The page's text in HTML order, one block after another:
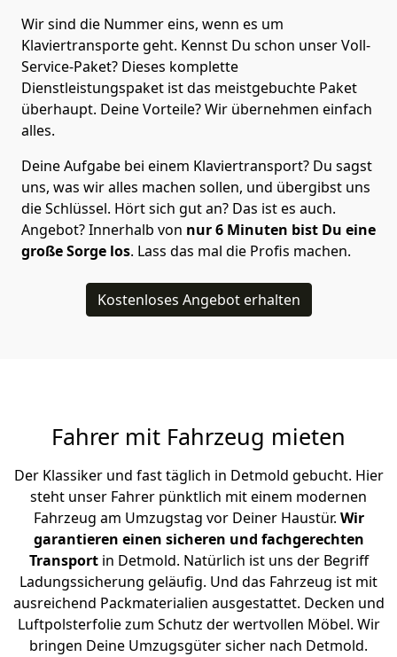
Wir sind die Nummer eins, wenn es um
Klaviertransporte geht. Kennst Du schon unser Voll-
Service-Paket? Dieses komplette
Dienstleistungspaket ist das meistgebuchte Paket
überhaupt. Deine Vorteile? Wir übernehmen einfach
alles.
Deine Aufgabe bei einem Klaviertransport? Du sagst
uns, was wir alles machen sollen, und übergibst uns
die Schlüssel. Hört sich gut an? Das ist es auch.
Angebot? Innerhalb von nur 6 Minuten bist Du eine
große Sorge los. Lass das mal die Profis machen.
Kostenloses Angebot erhalten
Fahrer mit Fahrzeug mieten
Der Klassiker und fast täglich in Detmold gebucht. Hier
steht unser Fahrer pünktlich mit einem modernen
Fahrzeug am Umzugstag vor Deiner Haustür. Wir
garantieren einen sicheren und fachgerechten
Transportin Detmold. Natürlich ist uns der Begriff
Ladungssicherung geläufig. Und das Fahrzeug ist mit
ausreichend Packmaterialien ausgestattet. Decken und
Luftpolsterfolie zum Schutz der wertvollen Möbel. Wir
bringen Deine Umzugsgüter sicher nach Detmold.